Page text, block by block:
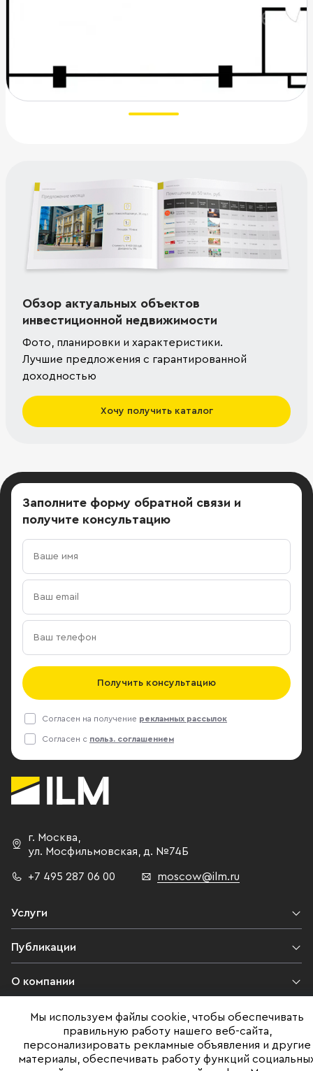
Обзор актуальных объектов
инвестиционной недвижимости
Фото, планировки и характеристики.
Лучшие предложения с гарантированной
доходностью
Хочу получить каталог
Заполните форму обратной связи и
получите консультацию
Получить консультацию
Согласен на получение рекламных рассылок
Согласен с польз. соглашением
г. Москва
ул. Мосфильмовская,
д. №74Б
+7 495 287 06 00 moscow@ilm.ru
Услуги
Публикации
О компании
Контакты
Юридическая информация
Мы используем файлы cookie, чтобы обеспечивать
правильную работу нашего веб-сайта,
персонализировать рекламные объявления и другие
материалы, обеспечивать работу функций